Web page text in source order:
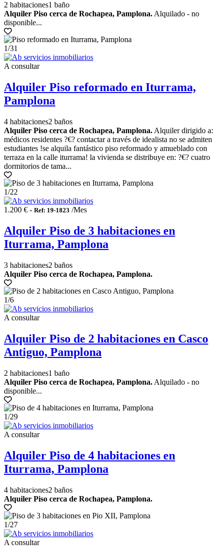
2 habitaciones1 baño
Alquiler Piso cerca de Rochapea, Pamplona. Alquilado - no
disponible...
1/31
A consultar
Alquiler Piso reformado en Iturrama,
Pamplona
4 habitaciones2 baños
Alquiler Piso cerca de Rochapea, Pamplona. Alquiler dirigido a:
médicos residentes ?€? contactar a través de idealista no se admiten
estudiantes !se alquila fantástico piso reformado y amueblado con
terraza en la calle iturrama! la vivienda se distribuye en: ?€? cuatro
dormitorios de tama...
1/22
1.200 € - Ref: 19-1823 /Mes
Alquiler Piso de 3 habitaciones en
Iturrama, Pamplona
3 habitaciones2 baños
Alquiler Piso cerca de Rochapea, Pamplona.
1/6
A consultar
Alquiler Piso de 2 habitaciones en Casco
Antiguo, Pamplona
2 habitaciones1 baño
Alquiler Piso cerca de Rochapea, Pamplona. Alquilado - no
disponible...
1/29
A consultar
Alquiler Piso de 4 habitaciones en
Iturrama, Pamplona
4 habitaciones2 baños
Alquiler Piso cerca de Rochapea, Pamplona.
1/27
A consultar